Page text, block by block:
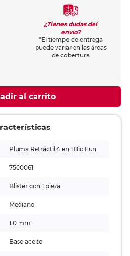
¿Tienes dudas del
envío?
*El tiempo de entrega
puede variar en las áreas
de cobertura
al carrito
Pluma Retráctil 4 en 1 Bic Fun
7500061
Blíster con 1 pieza
Mediano
1.0 mm
Base aceite